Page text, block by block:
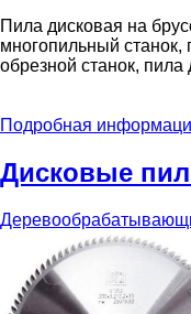
Пила дисковая на
многопильный станок,
обрезной станок,
Подробная
Дисковые